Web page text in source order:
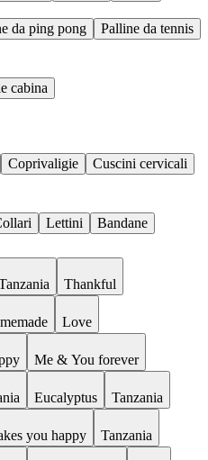
da ping pong
Palline da tennis
cabina
Coprivaligie
Cuscini cervicali
Lettini
Bandane
Thankful
Love
Me & You forever
Eucalyptus Tanzania
you happy Tanzania